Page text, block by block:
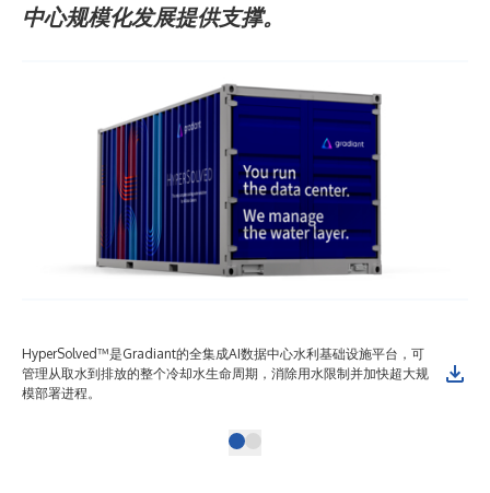
中心规模化发展提供支撑。
HyperSolved™是Gradiant的全集成AI数据中心水利基础设施平台，可
管理从取水到排放的整个冷却水生命周期，消除用水限制并加快超大规
模部署进程。